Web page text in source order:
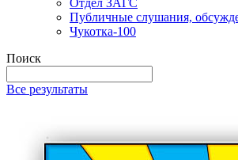
Отдел ЗАГС
Публичные слушания,
Чукотка-100
Поиск
Все результаты